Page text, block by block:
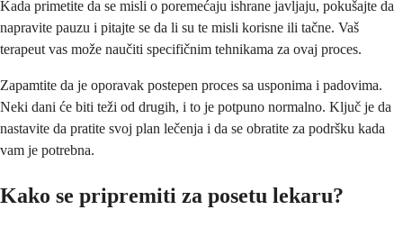
Kada primetite da se misli o poremećaju ishrane javljaju, pokušajte da
napravite pauzu i pitajte se da li su te misli korisne ili tačne. Vaš
terapeut vas može naučiti specifičnim tehnikama za ovaj proces.
Zapamtite da je oporavak postepen proces sa usponima i padovima.
Neki dani će biti teži od drugih, i to je potpuno normalno. Ključ je da
nastavite da pratite svoj plan lečenja i da se obratite za podršku kada
vam je potrebna.
Kako se pripremiti za posetu lekaru?